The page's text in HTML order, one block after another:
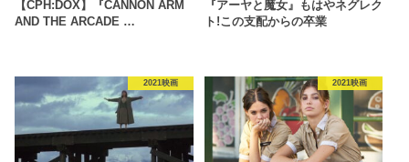
【CPH:DOX】『CANNON ARM
AND THE ARCADE …
『アーヤと魔女』もはやネグレク
ト!この支配からの卒業
2021映画 2021映画